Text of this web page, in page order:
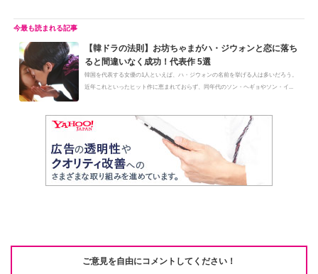
【韓ドラの法則】お坊ちゃまがハ・ジウォンと恋に落ち
ると間違いなく成功！代表作 5選
韓国を代表する女優の1人といえば、ハ・ジウォンの名前を挙げる人は多いだろう。
近年これといったヒット作に恵まれておらず、同年代のソン・ヘギョやソン・イ...
ご意見を自由にコメントしてください！